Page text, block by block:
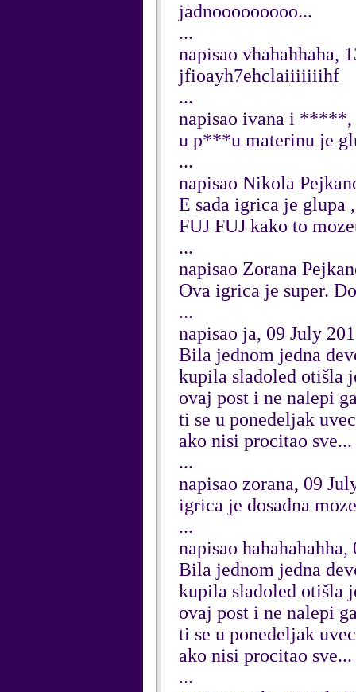
jadnooooooooo...
...
napisao vhahahhaha,
jfioayh7ehclaiiiiiiihf
...
napisao ivana i *****,
u p***u materinu je
...
napisao Nikola
E sada igrica je glupa
FUJ FUJ kako to
...
napisao Zorana
Ova igrica je super.
...
napisao ja, 09 July
Bila jednom jedna
kupila sladoled otišla
ovaj post i ne nalepi
ti se u ponedeljak
ako nisi procitao
...
napisao zorana, 09
igrica je dosadna
...
napisao
Bila jednom jedna
kupila sladoled otišla
ovaj post i ne nalepi
ti se u ponedeljak
ako nisi procitao
...